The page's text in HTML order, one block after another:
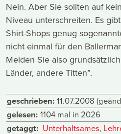
Nein. Aber Sie sollten auf
Niveau unterschreiten. Es
Shirt-Shops genug
nicht einmal für den
Meiden Sie also
Länder, andere Titten”.
geschrieben: 11.07.2008
gelesen: 1104 mal in 2026
getaggt: Unterhaltsames,